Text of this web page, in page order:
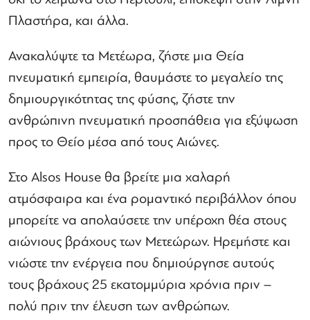
Πλαστήρα, και άλλα.
Ανακαλύψτε τα Μετέωρα, ζήστε μια Θεία
πνευματική εμπειρία, θαυμάστε το μεγαλείο της
δημιουργικότητας της φύσης, ζήστε την
ανθρώπινη πνευματική προσπάθεια για εξύψωση
προς το Θείο μέσα από τους Αιώνες.
Στο Alsos House θα βρείτε μια χαλαρή
ατμόσφαιρα και ένα ρομαντικό περιβάλλον όπου
μπορείτε να απολαύσετε την υπέροχη θέα στους
αιώνιους βράχους των Μετεώρων. Ηρεμήστε και
νιώστε την ενέργεια που δημιούργησε αυτούς
τους βράχους 25 εκατομμύρια χρόνια πριν –
πολύ πριν την έλευση των ανθρώπων.